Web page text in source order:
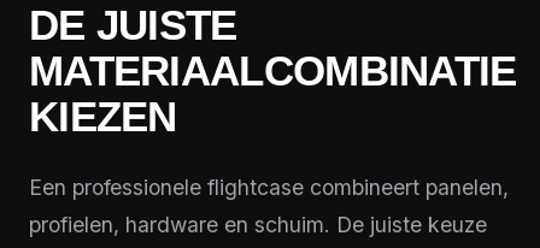
DE JUISTE
MATERIAALCOMBINATIE
KIEZEN
Een professionele flightcase combineert panelen,
profielen, hardware en schuim. De juiste keuze